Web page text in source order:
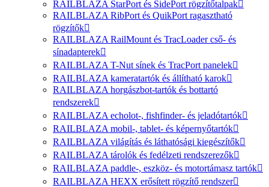
RAILBLAZA StarPort és SidePort rögzítőtalpak
RAILBLAZA RibPort és QuikPort ragasztható
rögzítők
RAILBLAZA RailMount és TracLoader cső- és
sínadapterek
RAILBLAZA T-Nut sínek és TracPort panelek
RAILBLAZA kameratartók és állítható karok
RAILBLAZA horgászbot-tartók és bottartó
rendszerek
RAILBLAZA echolot-, fishfinder- és jeladótartók
RAILBLAZA mobil-, tablet- és képernyőtartók
RAILBLAZA világítás és láthatósági kiegészítők
RAILBLAZA tárolók és fedélzeti rendszerezők
RAILBLAZA paddle-, eszköz- és motortámasz tartók
RAILBLAZA HEXX erősített rögzítő rendszer